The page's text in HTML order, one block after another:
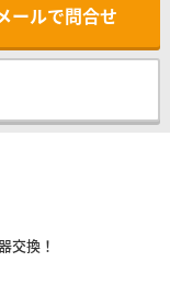
ールで問合せ
交換！